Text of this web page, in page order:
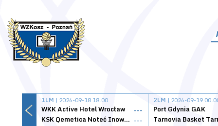
1LM | 2026-09-18 18:00
WKK Active Hotel Wrocław
---
KSK Qemetica Noteć Inowrocław ---
2LM | 2026-09-19
Port Gdynia GAK